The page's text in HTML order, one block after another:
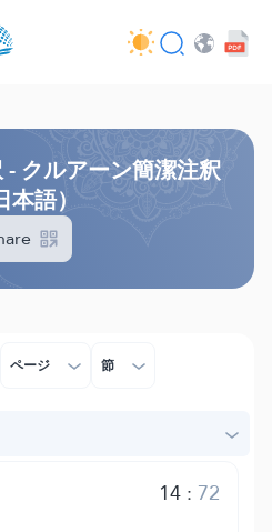
ビス - API
クルアーン簡潔注釈
本語）
ページ 節
14: 72